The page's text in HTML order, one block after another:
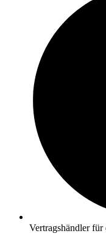
Vertragshändler